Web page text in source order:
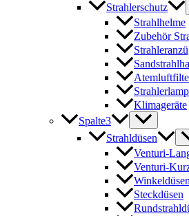
Strahlerschutz
Strahlhelme
Zubehör
Klimageräte
Spalte3
Strahldüsen
Venturi-
Venturi-
Winkeldüsen
Steckdüsen